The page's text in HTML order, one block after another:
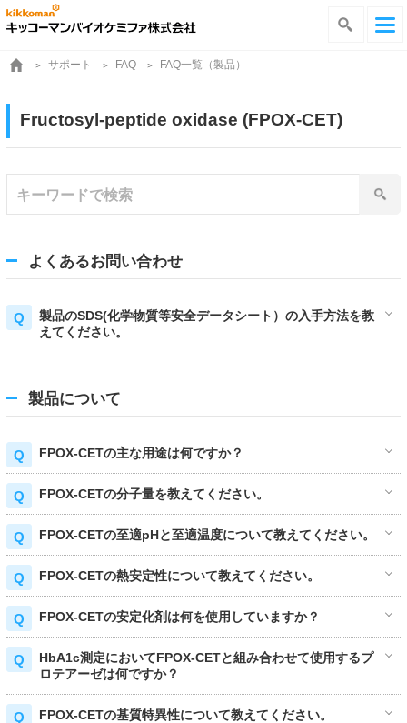
サポート FAQ FAQ一覧（製品）
Fructosyl-peptide oxidase (FPOX-CET)
よくあるお問い合わせ
製品のSDS(化学物質等安全データシート）の入手方法を教
えてください。
製品について
FPOX-CETの主な用途は何ですか？
FPOX-CETの分子量を教えてください。
FPOX-CETの至適pHと至適温度について教えてください。
FPOX-CETの熱安定性について教えてください。
FPOX-CETの安定化剤は何を使用していますか？
HbA1c測定においてFPOX-CETと組み合わせて使用するプ
ロテアーゼは何ですか？
FPOX-CETの基質特異性について教えてください。